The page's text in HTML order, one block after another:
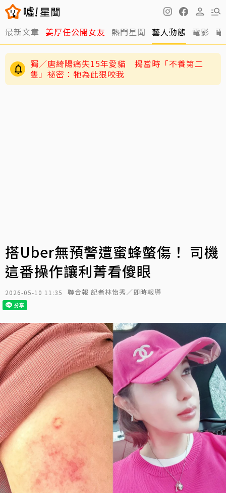
最新文章 姜厚任公開女友 熱門星聞 藝人動態 電影
獨／唐綺陽痛失15年愛貓 揭當時「不養第二
隻」祕密：牠為此狠咬我
搭Uber無預警遭蜜蜂螫傷！ 司機
這番操作讓利菁看傻眼
2026-05-10 11:35 聯合報 記者林怡秀／即時報導